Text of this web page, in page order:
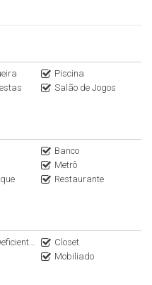
lojas e muito mais.
e piscina aquecida, este
conforto e praticidade. Além
piscina, elevador, acesso
relaxar.
em um dos bairros mais
sua visita e venha conhecer
R$ 6.500.000,00. Não deixe
conosco agora mesmo.
imobiliária exclusiva, com
Alto Padrão nos principais
Paulo. Entre em contato
as melhores opções no
Piscina
Salão de Jogos
Banco
Metrô
Restaurante
Closet
Mobiliado